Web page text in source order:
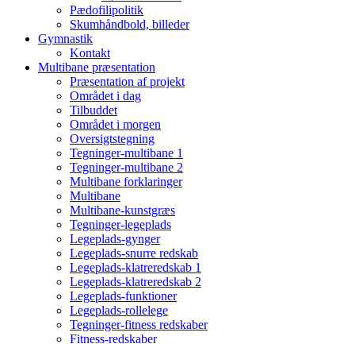
Pædofilipolitik
Skumhåndbold, billeder
Gymnastik
Kontakt
Multibane præsentation
Præsentation af projekt
Området i dag
Tilbuddet
Området i morgen
Oversigtstegning
Tegninger-multibane 1
Tegninger-multibane 2
Multibane forklaringer
Multibane
Multibane-kunstgræs
Tegninger-legeplads
Legeplads-gynger
Legeplads-snurre redskab
Legeplads-klatreredskab 1
Legeplads-klatreredskab 2
Legeplads-funktioner
Legeplads-rollelege
Tegninger-fitness redskaber
Fitness-redskaber